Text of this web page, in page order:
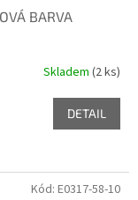
BARVA
Skladem (2 ks)
DETAIL
Kód: E0317-58-10